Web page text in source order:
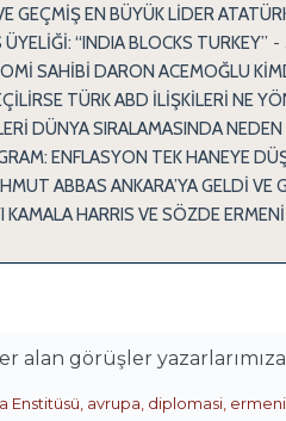
GEÇMİŞ EN BÜYÜK LİDER
ÜYELİĞİ: “INDIA BLOCKS TURKEY” -
SAHİBİ DARON ACEMOĞLU
TÜRK ABD İLİŞKİLERİ NE
DÜNYA SIRALAMASINDA NEDEN
ENFLASYON TEK HANEYE
ABBAS ANKARA’YA GELDİ VE
HARRIS VE SÖZDE
alan görüşler
Enstitüsü avrupa diplomasi ermeni